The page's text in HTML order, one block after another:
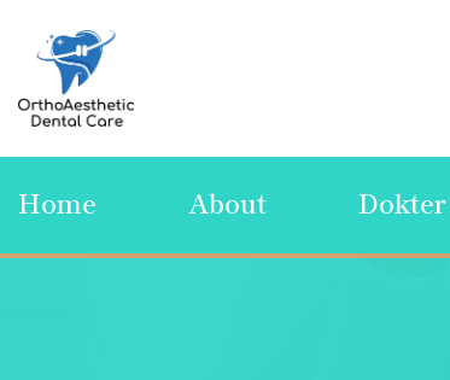
Home About Dokter